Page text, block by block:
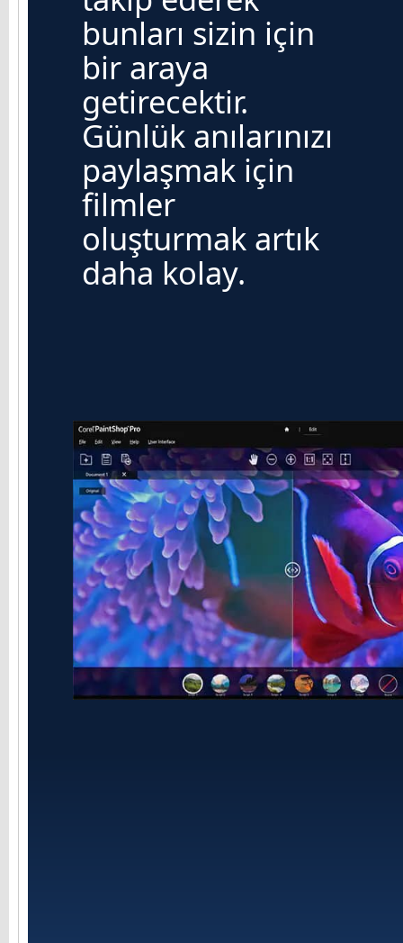
bunları sizin için
bir araya
getirecektir.
Günlük anılarınızı
paylaşmak için
filmler
oluşturmak artık
daha kolay.